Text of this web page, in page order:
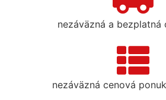
nezáväzná a bezplatná
nezáväzná cenová